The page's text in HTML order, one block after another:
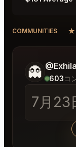
COMMUNITIES ★
👻 603
7月23
ご希望につ